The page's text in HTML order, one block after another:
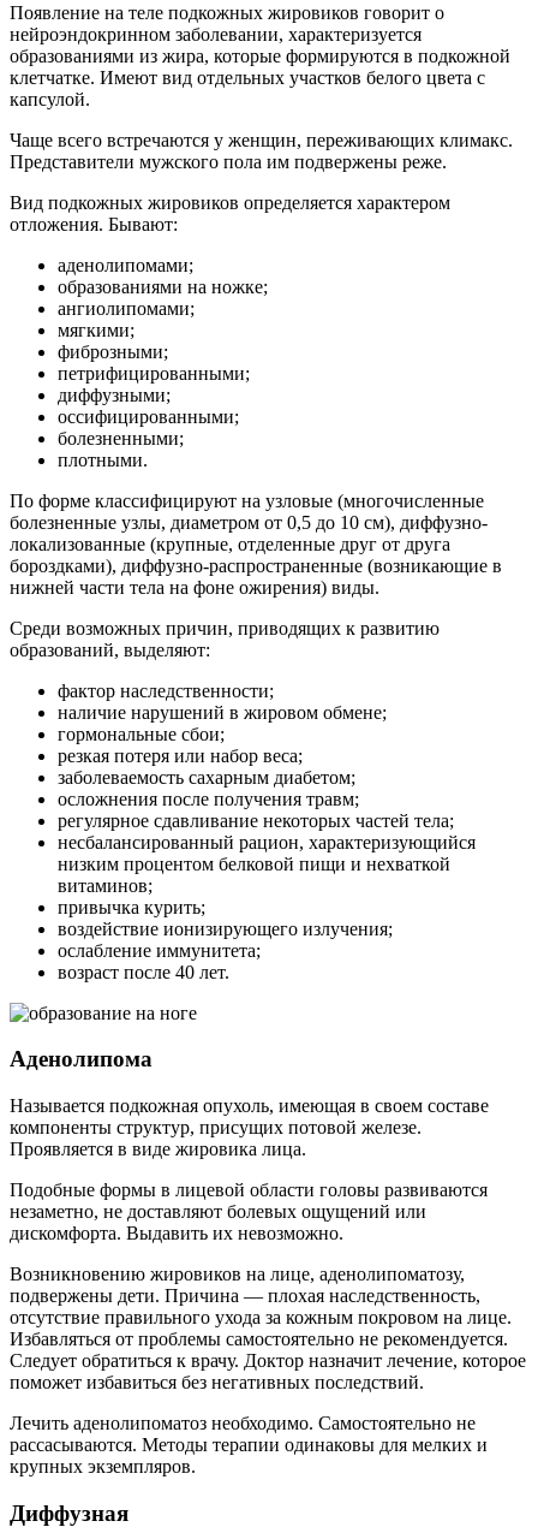
Появление на теле подкожных жировиков говорит о
нейроэндокринном заболевании, характеризуется
образованиями из жира, которые формируются в подкожной
клетчатке. Имеют вид отдельных участков белого цвета с
капсулой.
Чаще всего встречаются у женщин, переживающих климакс.
Представители мужского пола им подвержены реже.
Вид подкожных жировиков определяется характером
отложения. Бывают:
аденолипомами;
образованиями на ножке;
ангиолипомами;
мягкими;
фиброзными;
петрифицированными;
диффузными;
оссифицированными;
болезненными;
плотными.
По форме классифицируют на узловые (многочисленные
болезненные узлы, диаметром от 0,5 до 10 см), диффузно-
локализованные (крупные, отделенные друг от друга
бороздками), диффузно-распространенные (возникающие в
нижней части тела на фоне ожирения) виды.
Среди возможных причин, приводящих к развитию
образований, выделяют:
фактор наследственности;
наличие нарушений в жировом обмене;
гормональные сбои;
резкая потеря или набор веса;
заболеваемость сахарным диабетом;
осложнения после получения травм;
регулярное сдавливание некоторых частей тела;
несбалансированный рацион, характеризующийся
низким процентом белковой пищи и нехваткой
витаминов;
привычка курить;
воздействие ионизирующего излучения;
ослабление иммунитета;
возраст после 40 лет.
Аденолипома
Называется подкожная опухоль, имеющая в своем составе
компоненты структур, присущих потовой железе.
Проявляется в виде жировика лица.
Подобные формы в лицевой области головы развиваются
незаметно, не доставляют болевых ощущений или
дискомфорта. Выдавить их невозможно.
Возникновению жировиков на лице, аденолипоматозу,
подвержены дети. Причина — плохая наследственность,
отсутствие правильного ухода за кожным покровом на лице.
Избавляться от проблемы самостоятельно не рекомендуется.
Следует обратиться к врачу. Доктор назначит лечение, которое
поможет избавиться без негативных последствий.
Лечить аденолипоматоз необходимо. Самостоятельно не
рассасываются. Методы терапии одинаковы для мелких и
крупных экземпляров.
Диффузная